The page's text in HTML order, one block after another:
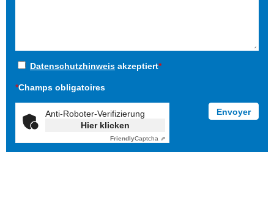
Datenschutzhinweis akzeptiert*
*Champs obligatoires
Anti-Roboter-Verifizierung
Hier klicken
FriendlyCaptcha ⇗